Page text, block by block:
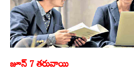
జూన్‌ 7 తరువాయి